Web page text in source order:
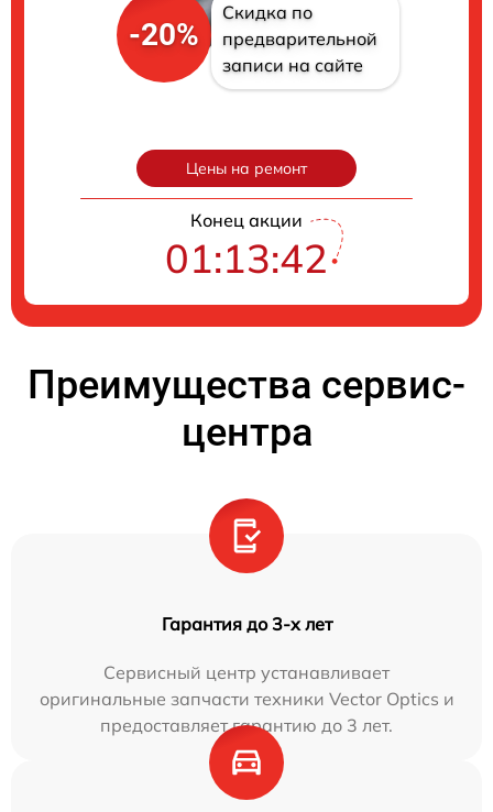
-20%
Скидка по
предварительной
записи на сайте
Цены на ремонт
Конец акции
01:13:41
Преимущества сервис-
центра
Гарантия до 3-х лет
Сервисный центр устанавливает
оригинальные запчасти техники Vector Optics и
предоставляет гарантию до 3 лет.